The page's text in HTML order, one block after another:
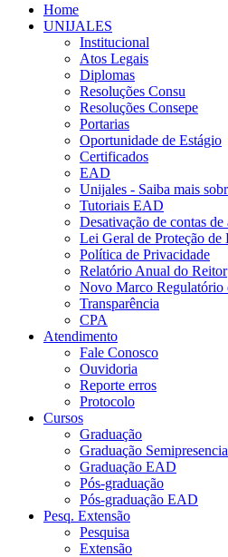
Home
UNIJALES
Institucional
Atos Legais
Diplomas
Resoluções Consu
Resoluções Consepe
Portarias
Oportunidade de Estágio
Certificados
EAD
Unijales - Saiba mais
Tutoriais EAD
Desativação de contas
Lei Geral de Proteção
Política de Privacidade
Relatório Anual do Reitor
Novo Marco Regulatório
Transparência
CPA
Atendimento
Fale Conosco
Ouvidoria
Reporte erros
Protocolo
Cursos
Graduação
Graduação
Graduação EAD
Pós-graduação
Pós-graduação EAD
Pesq. Extensão
Pesquisa
Extensão